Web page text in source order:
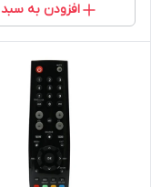
افزودن به سبد